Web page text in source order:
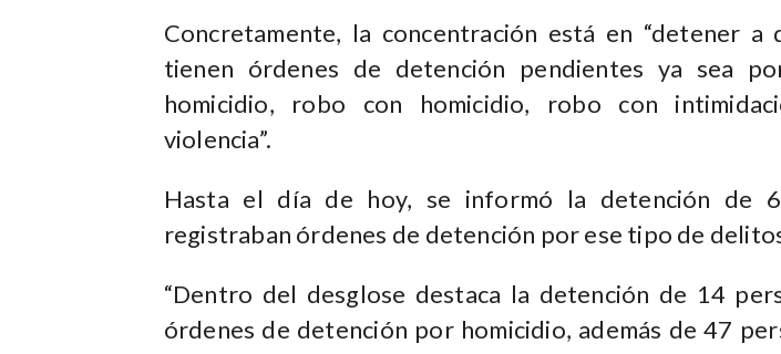
Concretamente, la concentración está en “detener a
tienen órdenes de detención pendientes ya sea
homicidio, robo con homicidio, robo con
violencia”.
Hasta el día de hoy, se informó la detención de
registraban órdenes de detención por ese tipo de
“Dentro del desglose destaca la detención de 14
órdenes de detención por homicidio, además de 47